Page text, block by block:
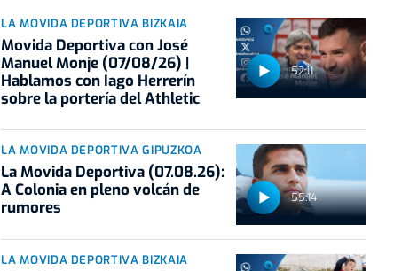
52:11
LA MOVIDA DEPORTIVA BIZKAIA
Movida Deportiva con José
Manuel Monje (07/08/26) |
Hablamos con Iago Herrerín
sobre la portería del Athletic
55:14
LA MOVIDA DEPORTIVA GIPUZKOA
La Movida Deportiva (07.08.26):
A Colonia en pleno volcán de
rumores
LA MOVIDA DEPORTIVA BIZKAIA